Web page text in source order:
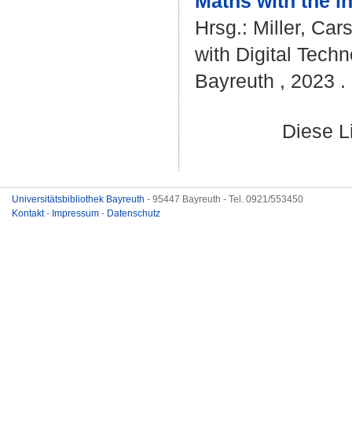
Hrsg.: Miller,
with Digital
Bayreuth , 2023
Diese
Universitätsbibliothek Bayreuth - 95447 Bayreuth - Tel. 0921/553450
Kontakt- Impressum - Datenschutz